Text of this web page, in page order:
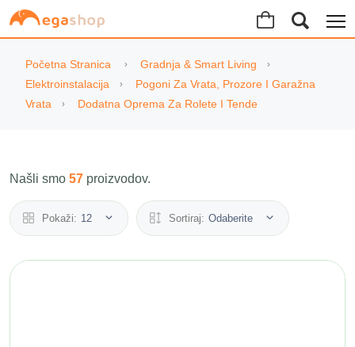
Početna Stranica
Gradnja & Smart Living
Elektroinstalacija
Pogoni Za Vrata, Prozore I Garažna
Vrata
Dodatna Oprema Za Rolete I Tende
Našli smo 57 proizvodov.
Pokaži: 12 Sortiraj: Odaberite